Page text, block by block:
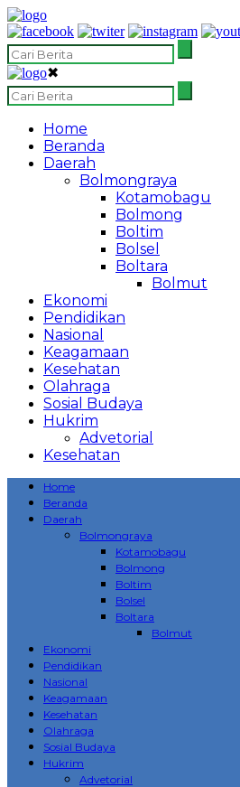
✖
Home
Beranda
Daerah
Bolmongraya
Kotamobagu
Bolmong
Boltim
Bolsel
Boltara
Bolmut
Ekonomi
Pendidikan
Nasional
Keagamaan
Kesehatan
Olahraga
Sosial Budaya
Hukrim
Advetorial
Kesehatan
Home
Beranda
Daerah
Bolmongraya
Kotamobagu
Bolmong
Boltim
Bolsel
Boltara
Bolmut
Ekonomi
Pendidikan
Nasional
Keagamaan
Kesehatan
Olahraga
Sosial Budaya
Hukrim
Advetorial